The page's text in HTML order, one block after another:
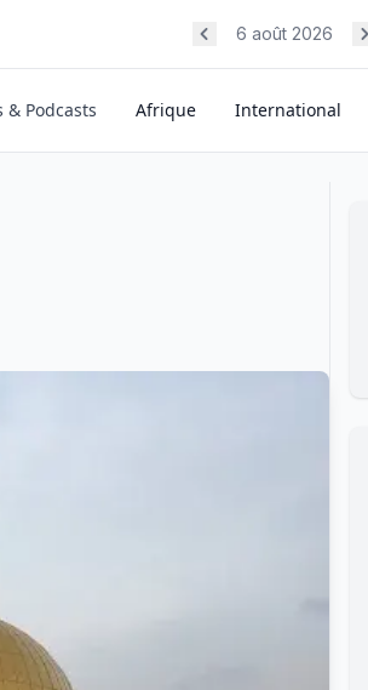
6 août 2026
& Podcasts Afrique International